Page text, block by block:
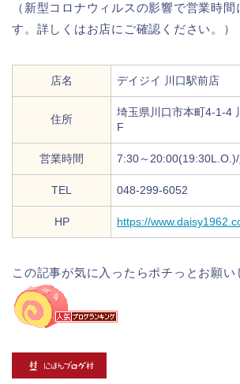
（新型コロナウィルスの影響で営業時
す。詳しくはお店にご確認ください。）
店名 デイジイ 川口駅前店
住所
埼玉県川口市本町4-1-4
F
営業時間 7:30～
TEL 048-299-6052
HP https://
この記事が気に入ったらポチっとお願い